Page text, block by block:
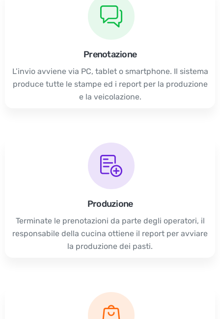
Prenotazione
L’invio avviene via PC, tablet o smartphone. Il sistema
produce tutte le stampe ed i report per la produzione
e la veicolazione.
Produzione
Terminate le prenotazioni da parte degli operatori, il
responsabile della cucina ottiene il report per avviare
la produzione dei pasti.